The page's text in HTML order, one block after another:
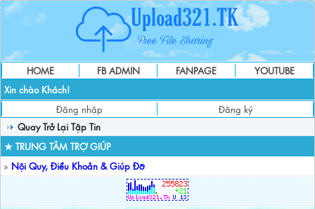
HOME FB ADMIN FANPAGE
YOUTUBE
Xin chào Khách!
Đăng nhập
Đăng ký
Quay Trở Lại Tập Tin
★ TRUNG TÂM TRỢ GIÚP
» Nội Quy, Điều Khoản & Giúp Đỡ